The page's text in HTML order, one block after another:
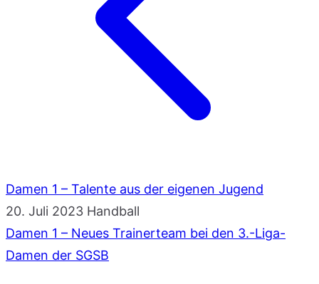
Damen 1 – Talente aus der eigenen Jugend
20. Juli 2023 Handball
Damen 1 – Neues Trainerteam bei den 3.-Liga-
Damen der SGSB